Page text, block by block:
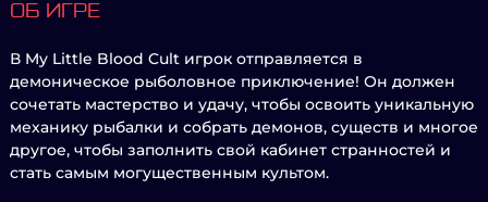
ОБ ИГРЕ
В My Little Blood Cult игрок отправляется в
демоническое рыболовное приключение! Он должен
сочетать мастерство и удачу, чтобы освоить уникальную
механику рыбалки и собрать демонов, существ и многое
другое, чтобы заполнить свой кабинет странностей и
стать самым могущественным культом.